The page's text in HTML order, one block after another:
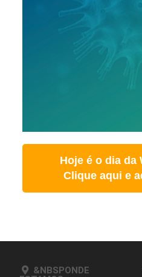
Hoje é o dia da
Clique aqui e
&NBSPONDE